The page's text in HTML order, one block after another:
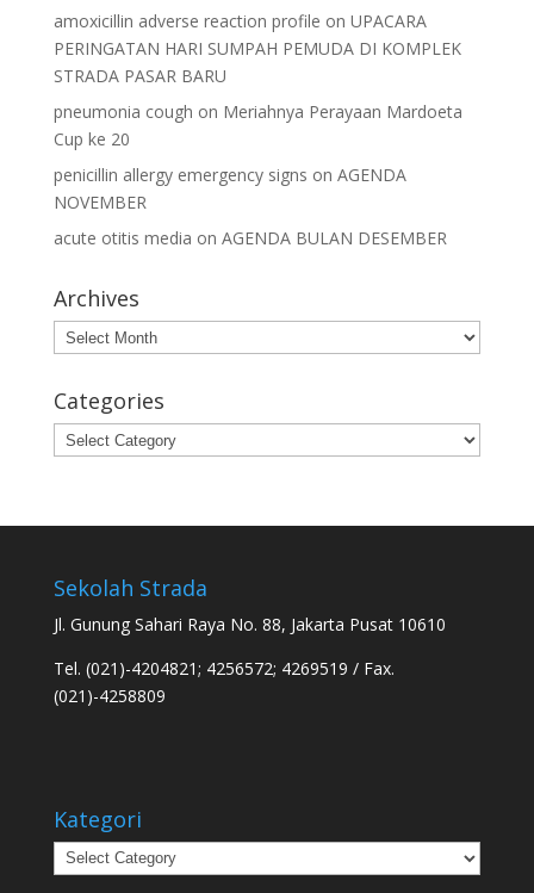
amoxicillin adverse reaction profile on UPACARA
PERINGATAN HARI SUMPAH PEMUDA DI KOMPLEK
STRADA PASAR BARU
pneumonia cough on Meriahnya Perayaan Mardoeta
Cup ke 20
penicillin allergy emergency signs on AGENDA
NOVEMBER
acute otitis media on AGENDA BULAN DESEMBER
Archives
Archives
Categories
Categories
Sekolah Strada
Jl. Gunung Sahari Raya No. 88, Jakarta Pusat 10610
Tel. (021)-4204821; 4256572; 4269519 / Fax.
(021)-4258809
Kategori
Kategori